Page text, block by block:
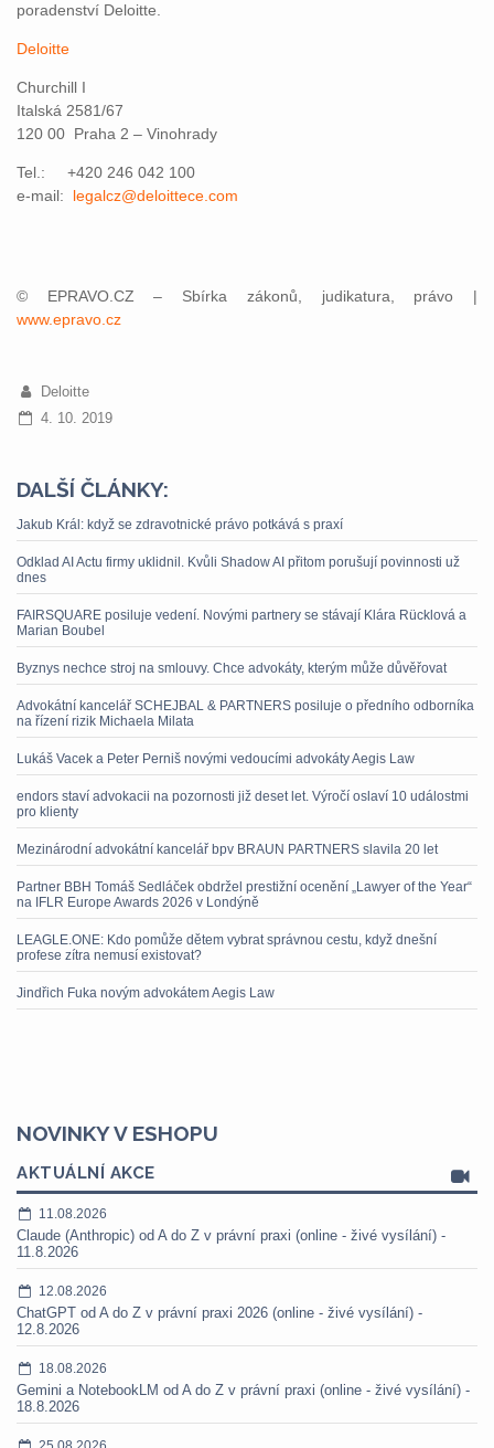
poradenství Deloitte.
Deloitte
Churchill I
Italská 2581/67
120 00 Praha 2 – Vinohrady
Tel.: +420 246 042 100
e-mail: legalcz@deloittece.com
© EPRAVO.CZ – Sbírka zákonů, judikatura, právo |
www.epravo.cz
Deloitte
4. 10. 2019
DALŠÍ ČLÁNKY:
Jakub Král: když se zdravotnické právo potkává s praxí
Odklad AI Actu firmy uklidnil. Kvůli Shadow AI přitom porušují povinnosti už
dnes
FAIRSQUARE posiluje vedení. Novými partnery se stávají Klára Rücklová a
Marian Boubel
Byznys nechce stroj na smlouvy. Chce advokáty, kterým může důvěřovat
Advokátní kancelář SCHEJBAL & PARTNERS posiluje o předního odborníka
na řízení rizik Michaela Milata
Lukáš Vacek a Peter Perniš novými vedoucími advokáty Aegis Law
endors staví advokacii na pozornosti již deset let. Výročí oslaví 10 událostmi
pro klienty
Mezinárodní advokátní kancelář bpv BRAUN PARTNERS slavila 20 let
Partner BBH Tomáš Sedláček obdržel prestižní ocenění „Lawyer of the Year“
na IFLR Europe Awards 2026 v Londýně
LEAGLE.ONE: Kdo pomůže dětem vybrat správnou cestu, když dnešní
profese zítra nemusí existovat?
Jindřich Fuka novým advokátem Aegis Law
NOVINKY V ESHOPU
AKTUÁLNÍ AKCE
11.08.2026
Claude (Anthropic) od A do Z v právní praxi (online - živé vysílání) -
11.8.2026
12.08.2026
ChatGPT od A do Z v právní praxi 2026 (online - živé vysílání) -
12.8.2026
18.08.2026
Gemini a NotebookLM od A do Z v právní praxi (online - živé vysílání) -
18.8.2026